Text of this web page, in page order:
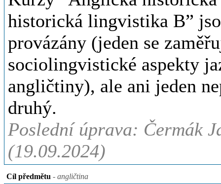
historická lingvistika B”
provázány (jeden se
sociolingvistické aspekty
angličtiny), ale ani jeden
druhý.
Poslední úprava: Čermák
(19.09.2024)
Cíl předmětu - angličtina